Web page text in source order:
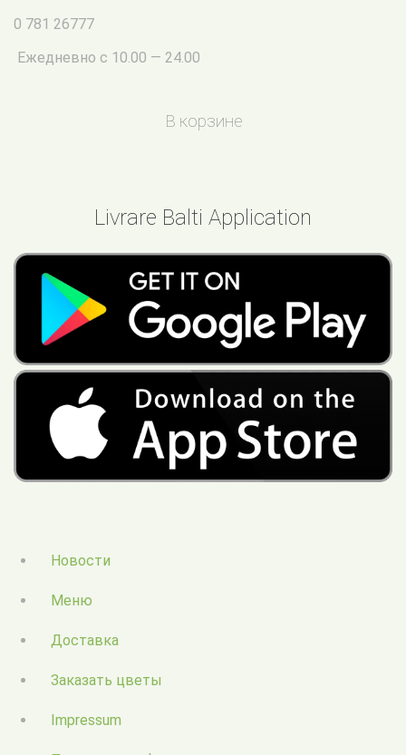
0 781 26777
Ежедневно с 10.00 — 24.00
В корзине
Livrare Balti Application
Новости
Меню
Доставка
Заказать цветы
Impressum